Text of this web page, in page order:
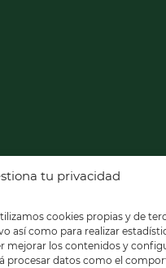
tu privacidad
cookies propias y de
así como para realizar
mejorar los contenidos y
procesar datos como el